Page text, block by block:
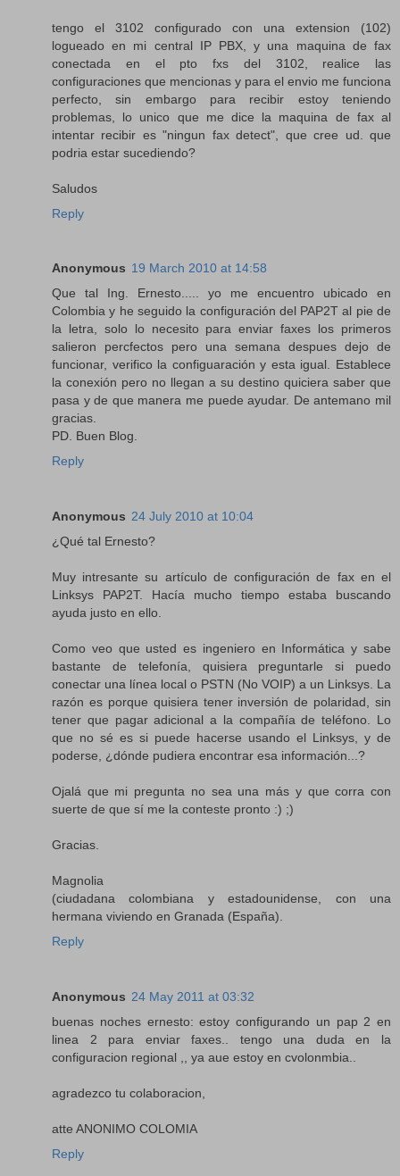
tengo el 3102 configurado con una extension (102)
logueado en mi central IP PBX, y una maquina de fax
conectada en el pto fxs del 3102, realice las
configuraciones que mencionas y para el envio me funciona
perfecto, sin embargo para recibir estoy teniendo
problemas, lo unico que me dice la maquina de fax al
intentar recibir es "ningun fax detect", que cree ud. que
podria estar sucediendo?
Saludos
Reply
Anonymous 19 March 2010 at 14:58
Que tal Ing. Ernesto..... yo me encuentro ubicado en
Colombia y he seguido la configuración del PAP2T al pie de
la letra, solo lo necesito para enviar faxes los primeros
salieron percfectos pero una semana despues dejo de
funcionar, verifico la configuaración y esta igual. Establece
la conexión pero no llegan a su destino quiciera saber que
pasa y de que manera me puede ayudar. De antemano mil
gracias.
PD. Buen Blog.
Reply
Anonymous 24 July 2010 at 10:04
¿Qué tal Ernesto?
Muy intresante su artículo de configuración de fax en el
Linksys PAP2T. Hacía mucho tiempo estaba buscando
ayuda justo en ello.
Como veo que usted es ingeniero en Informática y sabe
bastante de telefonía, quisiera preguntarle si puedo
conectar una línea local o PSTN (No VOIP) a un Linksys. La
razón es porque quisiera tener inversión de polaridad, sin
tener que pagar adicional a la compañía de teléfono. Lo
que no sé es si puede hacerse usando el Linksys, y de
poderse, ¿dónde pudiera encontrar esa información...?
Ojalá que mi pregunta no sea una más y que corra con
suerte de que sí me la conteste pronto :) ;)
Gracias.
Magnolia
(ciudadana colombiana y estadounidense, con una
hermana viviendo en Granada (España).
Reply
Anonymous 24 May 2011 at 03:32
buenas noches ernesto: estoy configurando un pap 2 en
linea 2 para enviar faxes.. tengo una duda en la
configuracion regional ,, ya aue estoy en cvolonmbia..
agradezco tu colaboracion,
atte ANONIMO COLOMIA
Reply